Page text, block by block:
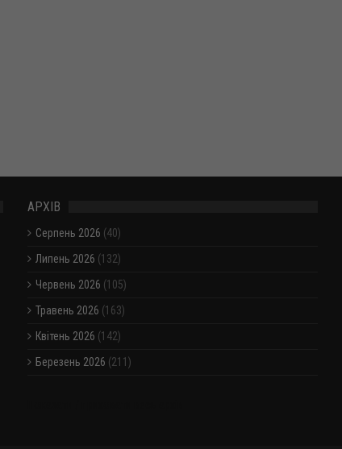
АРХІВ
Серпень 2026 (40)
Липень 2026 (132)
Червень 2026 (105)
Травень 2026 (163)
Квітень 2026 (142)
Березень 2026 (211)